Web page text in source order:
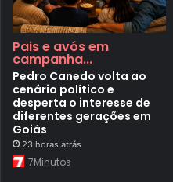
Pais e avós em
campanha...
Pedro Canedo volta ao
cenário político e
desperta o interesse de
diferentes gerações em
Goiás
23 horas atrás
7Minutos